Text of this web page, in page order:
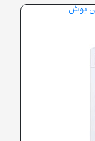
بوش